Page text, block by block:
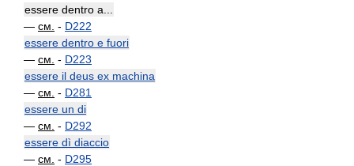
essere dentro a...
— см. - D222
essere dentro e fuori
— см. - D223
essere il deus ex machina
— см. - D281
essere un di
— см. - D292
essere dì diaccio
— см. - D295